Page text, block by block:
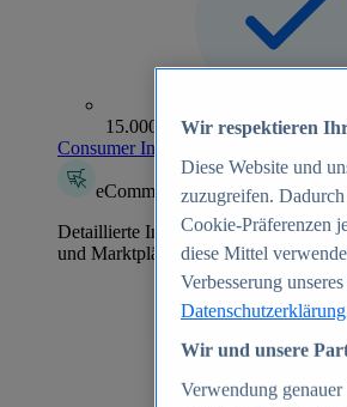
15.000+ Marken
Consumer Insights entdecken
eCommerce Insights
Detaillierte Informationen zu mehr
und Marktplätzen
Wir respektieren
Diese Website und
zuzugreifen.
Cookie-Präferenzen
diese Mittel
Verbesserung
Wir und unsere
Verwendung